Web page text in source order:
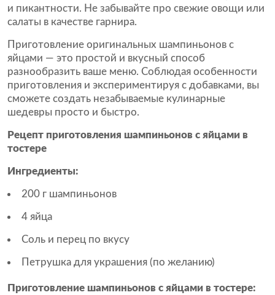
и пикантности. Не забывайте про свежие овощи или
салаты в качестве гарнира.
Приготовление оригинальных шампиньонов с
яйцами — это простой и вкусный способ
разнообразить ваше меню. Соблюдая особенности
приготовления и экспериментируя с добавками, вы
сможете создать незабываемые кулинарные
шедевры просто и быстро.
Рецепт приготовления шампиньонов с яйцами в
тостере
Ингредиенты:
200 г шампиньонов
4 яйца
Соль и перец по вкусу
Петрушка для украшения (по желанию)
Приготовление шампиньонов с яйцами в тостере: